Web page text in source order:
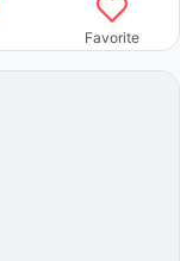
Favorite